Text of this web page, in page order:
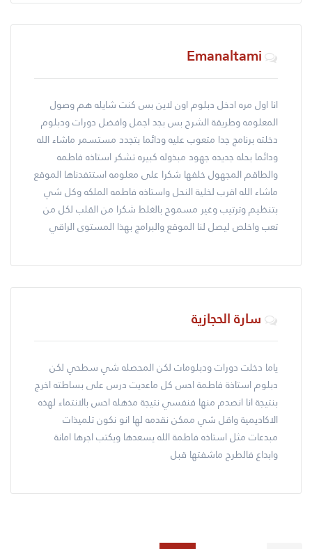
Emanaltami
انا اول مره ادخل دبلوم اون لاين بس كنت شايله هم وصول
المعلومه وطريقة الشرح بس بجد اجمل وافضل دورات ودبلوم
دخلته برنامج جدا متعوب عليه ودائما بتجدد مستسمر ماشاء الله
ودائما بحله جديده جهود مبذوله كبيره تشكر استاذه فاطمه
والطاقم المجهول خلفها شكرا على معلومه استتفدناها الموقع
ماشاء الله اقرب لخلية النحل واستاذه فاطمه الملكه وكل شي
بتنظيم وترتيب وغير مسموح بالغلط شكرا من القلب لكل من
تعب واخلص ليصل لنا الموقع والبرامج بهذا المستوى الراقي
سارة الحجازية
ياما دخلت دورات ودبلومات لكن المحصله شي سطحي لكن
دبلوم استاذة فاطمة احس كل ماعديت درس على بساطته اخرج
بنتيجة انا انصدم منها فنفسي نتيجة مذهله احس بالانتماء لهذه
الاكاديمية واقل شي ممكن نقدمه لها انو نكون تلميذات
مبدعات مثل استاذه فاطمة الله يسعدها ويكتب اجرها امانة
وابداع فالطرح ماشفتها قبل